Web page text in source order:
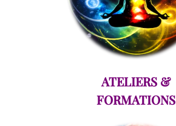
ATELIERS &
FORMATIONS